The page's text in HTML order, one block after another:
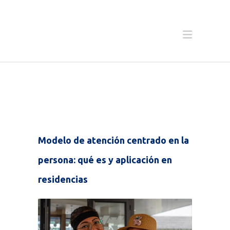
Modelo de atención centrado en la
persona: qué es y aplicación en
residencias